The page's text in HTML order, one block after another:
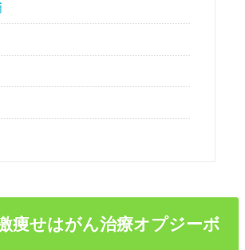
痩せはがん治療オプジーボ